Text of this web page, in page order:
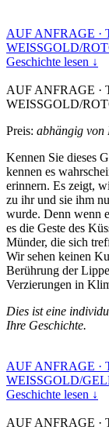
AUF ANFRAGE ·
WEISSGOLD/
Geschichte lesen ↓
AUF ANFRAGE ·
WEISSGOLD/
Preis: abhängig von
Kennen Sie dieses
kennen es
erinnern. Es zeigt,
zu ihr und sie ihm
wurde. Denn wenn
es die Geste des
Münder, die sich
Wir sehen keinen
Berührung der
Verzierungen in
Dies ist eine
Ihre Geschichte.
AUF ANFRAGE ·
WEISSGOLD/
Geschichte lesen ↓
AUF ANFRAGE ·